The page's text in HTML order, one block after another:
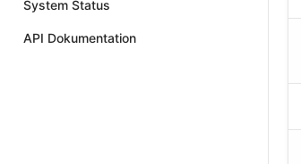
System Status
API Dokumentation